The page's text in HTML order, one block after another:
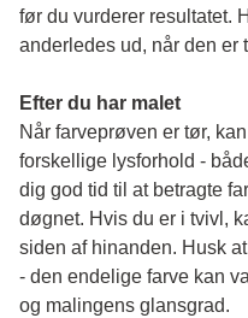
før du vurderer resultatet.
anderledes ud, når den er
Efter du har malet
Når farveprøven er tør,
forskellige lysforhold -
dig god tid til at betragte
døgnet. Hvis du er i tvivl,
siden af hinanden. Husk
- den endelige farve kan
og malingens glansgrad.